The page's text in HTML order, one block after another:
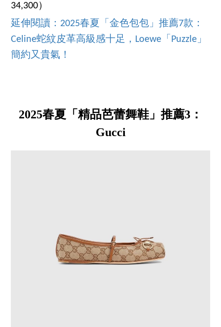
34,300）
延伸閱讀：2025春夏「金色包包」推薦7款：
Celine蛇紋皮革高級感十足，Loewe「Puzzle」
簡約又貴氣！
2025春夏「精品芭蕾舞鞋」推薦3：
Gucci